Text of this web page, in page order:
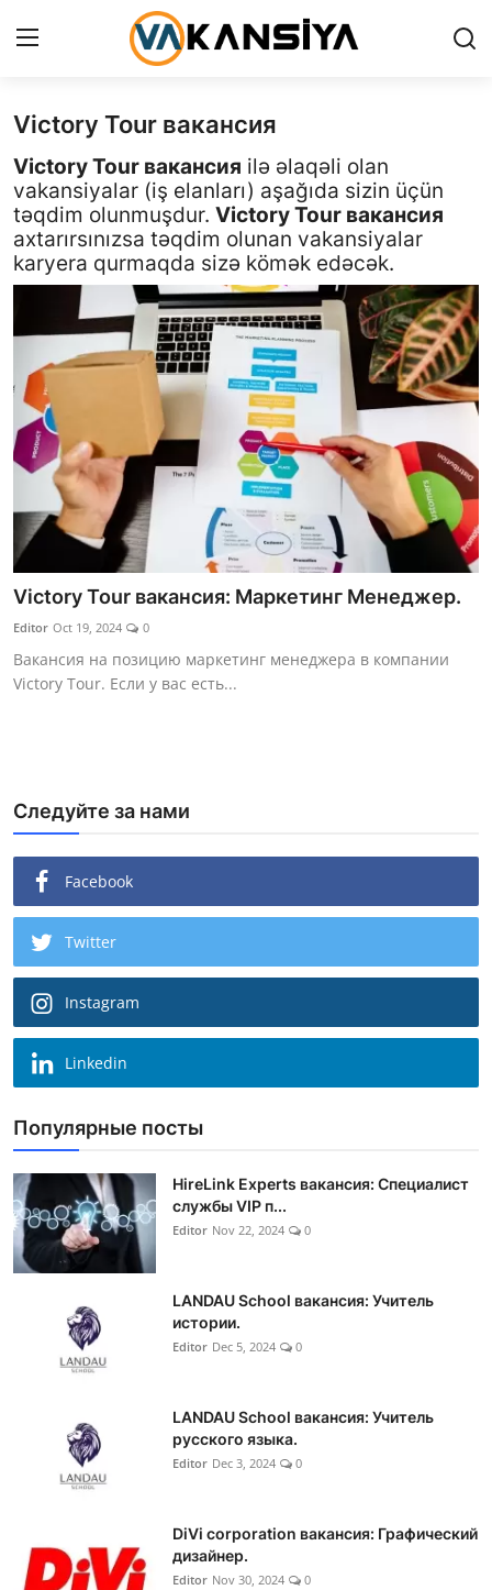
Login Register
Главная страница
Вакансия
Contact
RU
Victory Tour вакансия
Victory Tour вакансия ilə əlaqəli olan
vakansiyalar (iş elanları) aşağıda sizin üçün
təqdim olunmuşdur. Victory Tour вакансия
axtarırsınızsa təqdim olunan vakansiyalar
karyera qurmaqda sizə kömək edəcək.
Victory Tour вакансия: Маркетинг Менеджер.
Editor Oct 19, 2024 0
Вакансия на позицию маркетинг менеджера в компании
Victory Tour. Если у вас есть...
Следуйте за нами
Facebook
Twitter
Instagram
Linkedin
Популярные посты
HireLink Experts вакансия: Специалист
службы VIP п...
Editor Nov 22, 2024 0
LANDAU School вакансия: Учитель
истории.
Editor Dec 5, 2024 0
LANDAU School вакансия: Учитель
русского языка.
Editor Dec 3, 2024 0
DiVi corporation вакансия: Графический
дизайнер.
Editor Nov 30, 2024 0